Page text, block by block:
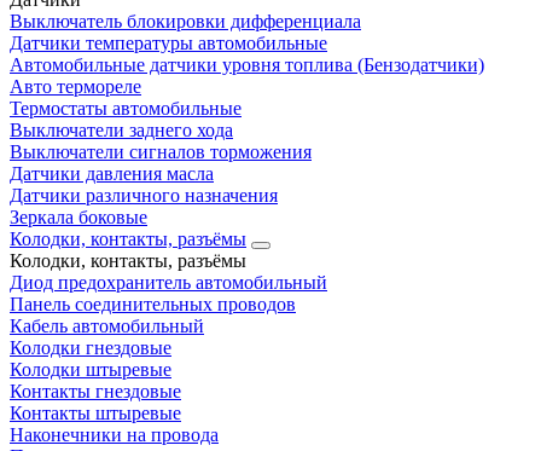
Выключатель блокировки дифференциала
Датчики температуры автомобильные
Автомобильные датчики уровня топлива (Бензодатчики)
Авто термореле
Термостаты автомобильные
Выключатели заднего хода
Выключатели сигналов торможения
Датчики давления масла
Датчики различного назначения
Зеркала боковые
Колодки, контакты, разъёмы
Колодки, контакты, разъёмы
Диод предохранитель автомобильный
Панель соединительных проводов
Кабель автомобильный
Колодки гнездовые
Колодки штыревые
Контакты гнездовые
Контакты штыревые
Наконечники на провода